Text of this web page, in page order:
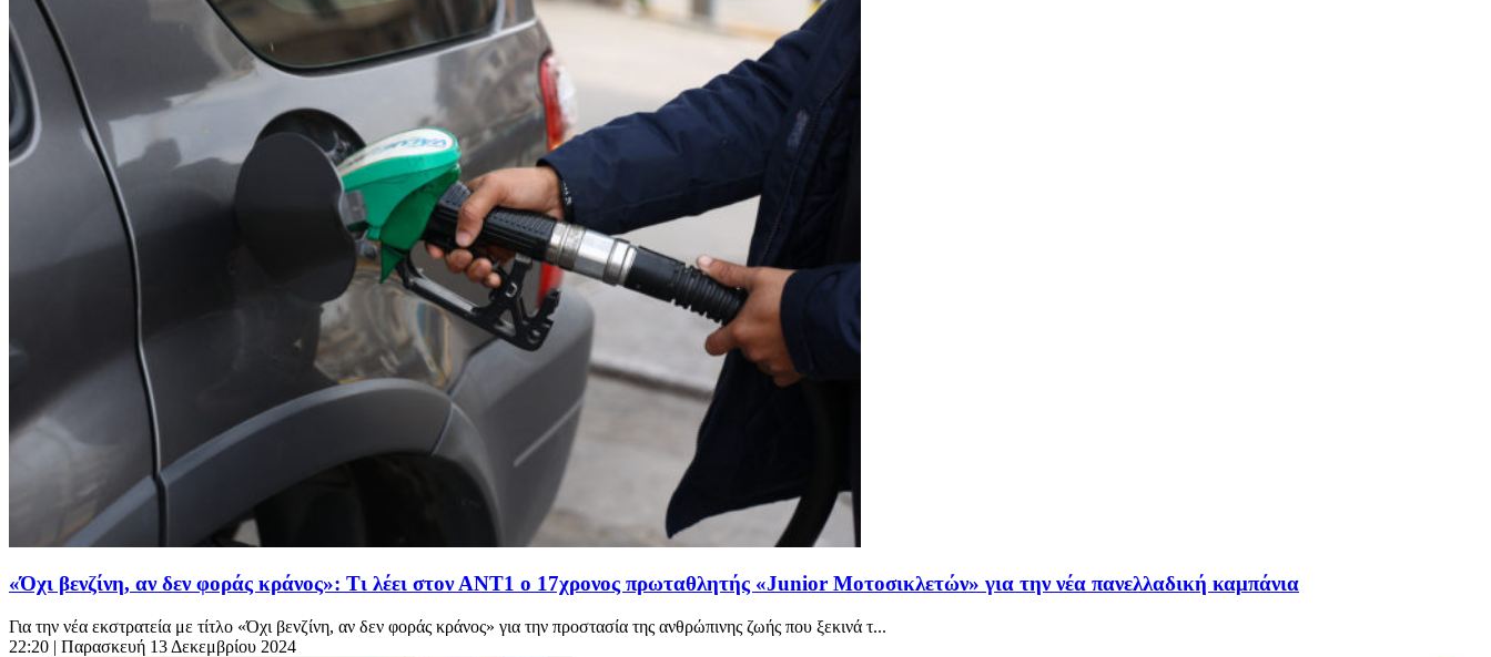
«Όχι βενζίνη, αν δεν φοράς κράνος»: Τι λέει στον ΑΝΤ1 ο 17χρονος πρωταθλητής «Junior Μοτοσικλετών» για την νέα πανελλαδική καμπάνια
Για την νέα εκστρατεία με τίτλο «Όχι βενζίνη, αν δεν φοράς κράνος» για την προστασία της ανθρώπινης ζωής που ξεκινά τ...
22:20 | Παρασκευή 13 Δεκεμβρίου 2024